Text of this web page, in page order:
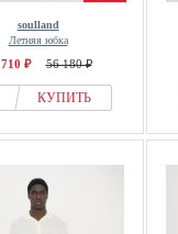
soulland
Летняя юбка
₽ 56 180 ₽
КУПИТЬ